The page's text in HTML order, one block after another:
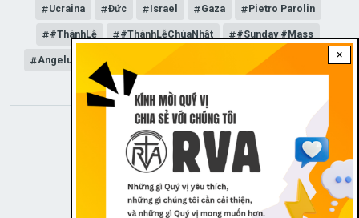
×
Ucraina Đức Israel Gaza Pietro Parolin
#ThánhLễ #ThánhLễChúaNhật #Sunday #Mass
Angelus Đức Giáo hoàng Lêô XIV General Audience
STAY CONNECTED WITH US!